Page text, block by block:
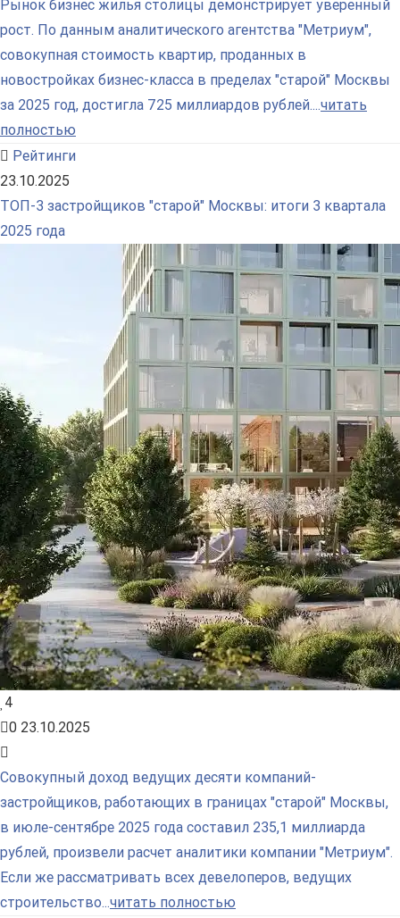
Рынок бизнес жилья столицы демонстрирует уверенный
рост. По данным аналитического агентства "Метриум",
совокупная стоимость квартир, проданных в
новостройках бизнес-класса в пределах "старой" Москвы
за 2025 год, достигла 725 миллиардов рублей....читать
полностью
Рейтинги
23.10.2025
ТОП-3 застройщиков "старой" Москвы: итоги 3 квартала
2025 года
4
0 23.10.2025
Совокупный доход ведущих десяти компаний-
застройщиков, работающих в границах "старой" Москвы,
в июле-сентябре 2025 года составил 235,1 миллиарда
рублей, произвели расчет аналитики компании "Метриум".
Если же рассматривать всех девелоперов, ведущих
строительство...читать полностью